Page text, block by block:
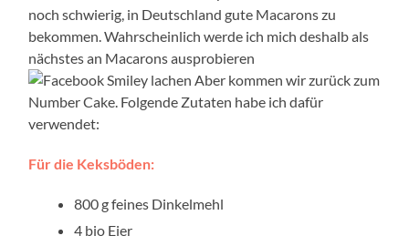
noch schwierig, in Deutschland gute Macarons zu
bekommen. Wahrscheinlich werde ich mich deshalb als
nächstes an Macarons ausprobieren
Aber kommen wir zurück zum
Number Cake. Folgende Zutaten habe ich dafür
verwendet:
Für die Keksböden:
800 g feines Dinkelmehl
4 bio Eier